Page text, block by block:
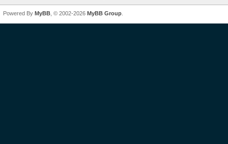
Powered By MyBB , © 2002-2026 MyBB Group